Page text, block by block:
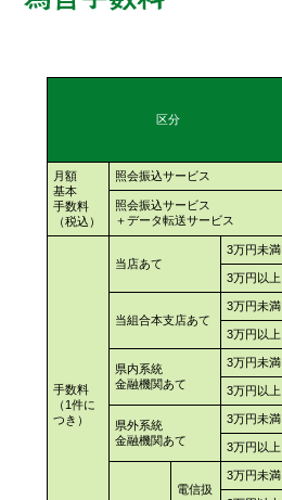
区分
月額
基本
手数料
（税込）
照会振込サービス
照会振込サービス
＋データ転送サービス
手数料
（1件に
つき）
当店あて
3万円未満
3万円以上
当組合本支店あて
3万円未満
3万円以上
県内系統
金融機関あて
3万円未満
3万円以上
県外系統
金融機関あて
3万円未満
3万円以上
電信扱
3万円未満